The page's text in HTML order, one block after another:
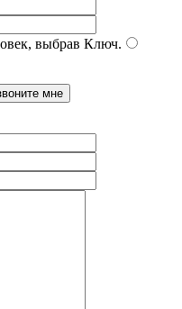
выбрав Ключ.